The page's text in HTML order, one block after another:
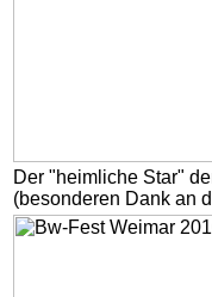
Der "heimliche Star"
(besonderen Dank an